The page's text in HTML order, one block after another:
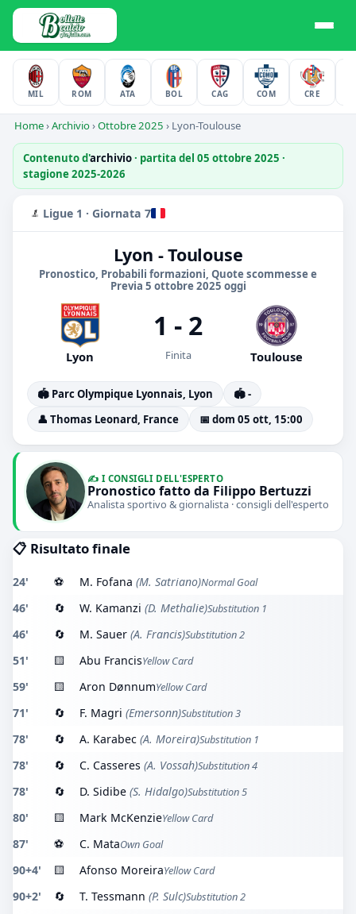
MIL ROM ATA BOL CAG COM CRE
Home›Archivio›Ottobre 2025 › Lyon-Toulouse
Contenuto d'archivio· partita del 05 ottobre 2025 ·
stagione 2025-2026
Ligue 1 · Giornata 7
Lyon - Toulouse
Pronostico, Probabili formazioni, Quote scommesse e
Previa 5 ottobre 2025 oggi
Lyon
1 - 2
Finita Toulouse
🏟️ Parc Olympique Lyonnais, Lyon
🏟️ -
👤 Thomas Leonard, France
📅 dom 05 ott, 15:00
✍️ I CONSIGLI DELL'ESPERTO
Pronostico fatto da Filippo Bertuzzi
Analista sportivo & giornalista · consigli dell'esperto
📋 Risultato finale
24' ⚽ M. Fofana (M. Satriano)Normal Goal
46' 🔄 W. Kamanzi (D. Methalie)Substitution 1
46' 🔄 M. Sauer (A. Francis)Substitution 2
51' 🟨 Abu FrancisYellow Card
59' 🟨 Aron DønnumYellow Card
71' 🔄 F. Magri (Emersonn)Substitution 3
78' 🔄 A. Karabec (A. Moreira)Substitution 1
78' 🔄 C. Casseres (A. Vossah)Substitution 4
78' 🔄 D. Sidibe (S. Hidalgo)Substitution 5
80' 🟨 Mark McKenzieYellow Card
87' ⚽ C. MataOwn Goal
90+4' 🟨 Afonso MoreiraYellow Card
90+2' 🔄 T. Tessmann (P. Sulc)Substitution 2